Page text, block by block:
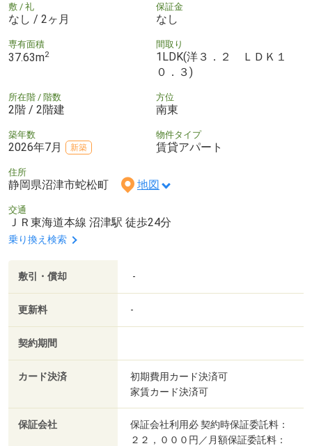
敷 / 礼
なし / 2ヶ月
保証金
なし
専有面積
37.63m2
間取り
1LDK(洋３．２ ＬＤＫ１
０．３)
所在階 / 階数
2階 / 2階建
方位
南東
築年数
2026年7月 新築
物件タイプ
賃貸アパート
住所
静岡県沼津市蛇松町 地図
交通
ＪＲ東海道本線 沼津駅 徒歩24分
乗り換え検索
敷引・償却 -
更新料 -
契約期間
カード決済
初期費用カード決済可
家賃カード決済可
保証会社
保証会社利用必 契約時保証委託料：
２２，０００円／月額保証委託料：